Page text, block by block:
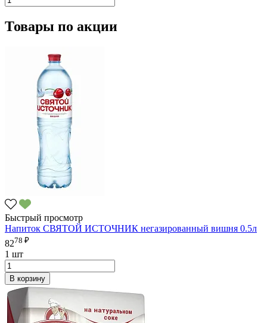
Товары по акции
Быстрый просмотр
Напиток СВЯТОЙ ИСТОЧНИК негазированный вишня 0.5л
8278 ₽
1 шт
В корзину